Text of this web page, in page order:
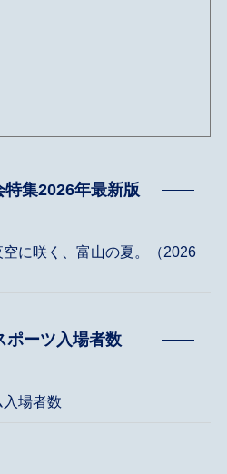
集2026年最新版
空に咲く、富山の夏。（2026
ポーツ入場者数
場者数